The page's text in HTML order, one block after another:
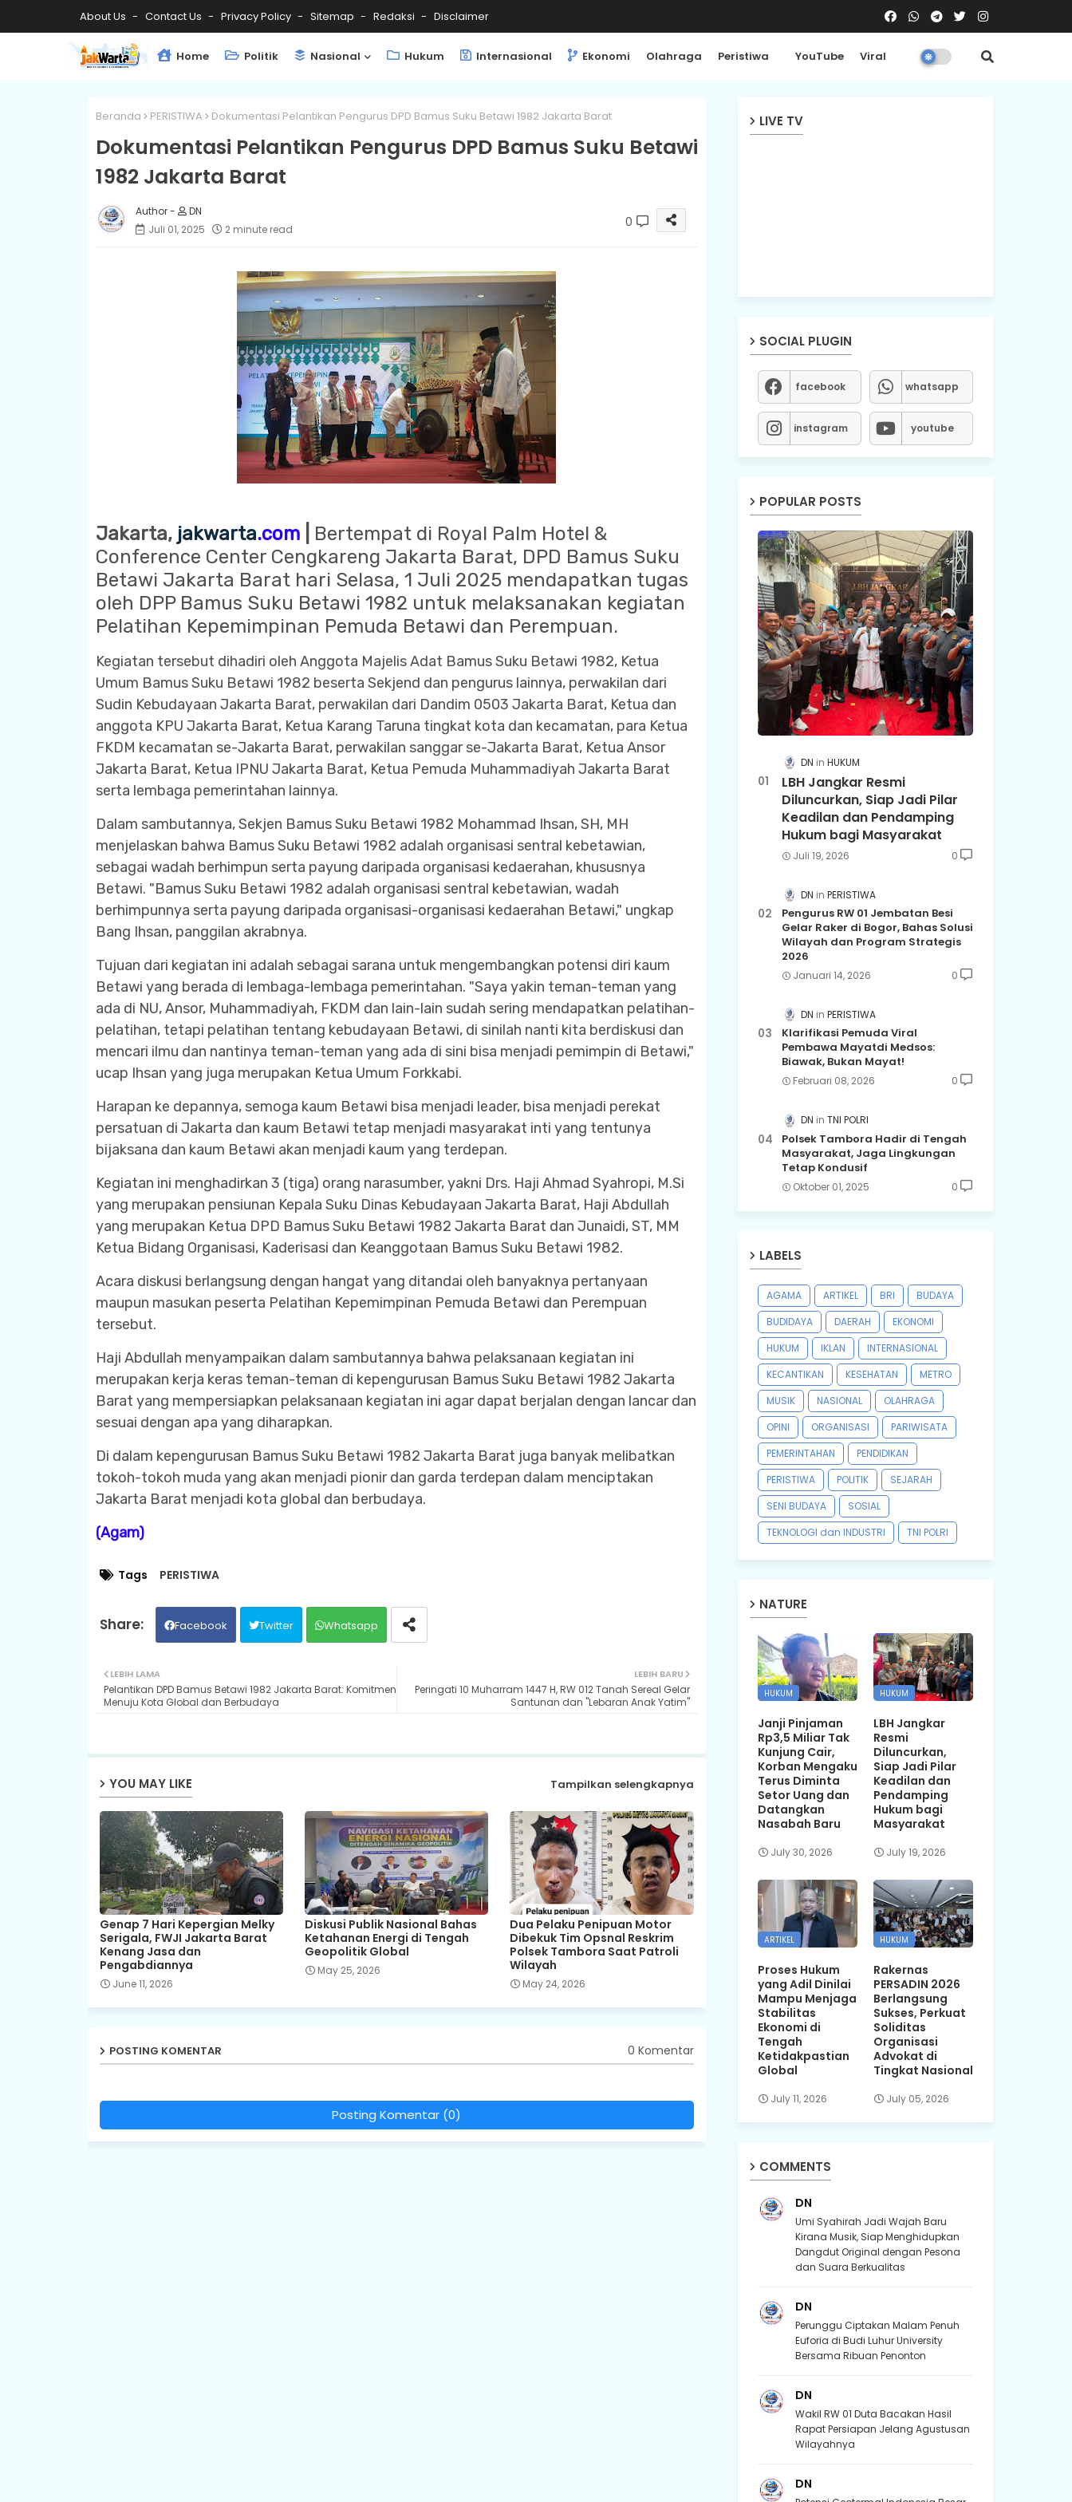
About Us Contact Us Privacy Policy Sitemap Redaksi Disclaimer
Home Politik Nasional Hukum Internasional Ekonomi Olahraga Peristiwa YouTube Viral
Beranda PERISTIWA Dokumentasi Pelantikan Pengurus DPD Bamus Suku Betawi 1982 Jakarta Barat
Dokumentasi Pelantikan Pengurus DPD Bamus Suku Betawi
1982 Jakarta Barat
DN
Juli 01, 2025
2 minute read 0
Jakarta, jakwarta.com| Bertempat di Royal Palm Hotel &
Conference Center Cengkareng Jakarta Barat, DPD Bamus Suku
Betawi Jakarta Barat hari Selasa, 1 Juli 2025 mendapatkan tugas
oleh DPP Bamus Suku Betawi 1982 untuk melaksanakan kegiatan
Pelatihan Kepemimpinan Pemuda Betawi dan Perempuan.
Kegiatan tersebut dihadiri oleh Anggota Majelis Adat Bamus Suku Betawi 1982, Ketua
Umum Bamus Suku Betawi 1982 beserta Sekjend dan pengurus lainnya, perwakilan dari
Sudin Kebudayaan Jakarta Barat, perwakilan dari Dandim 0503 Jakarta Barat, Ketua dan
anggota KPU Jakarta Barat, Ketua Karang Taruna tingkat kota dan kecamatan, para Ketua
FKDM kecamatan se-Jakarta Barat, perwakilan sanggar se-Jakarta Barat, Ketua Ansor
Jakarta Barat, Ketua IPNU Jakarta Barat, Ketua Pemuda Muhammadiyah Jakarta Barat
serta lembaga pemerintahan lainnya.
Dalam sambutannya, Sekjen Bamus Suku Betawi 1982 Mohammad Ihsan, SH, MH
menjelaskan bahwa Bamus Suku Betawi 1982 adalah organisasi sentral kebetawian,
sebagai wadah berhimpun serta payung daripada organisasi kedaerahan, khususnya
Betawi. "Bamus Suku Betawi 1982 adalah organisasi sentral kebetawian, wadah
berhimpunnya serta payung daripada organisasi-organisasi kedaerahan Betawi," ungkap
Bang Ihsan, panggilan akrabnya.
Tujuan dari kegiatan ini adalah sebagai sarana untuk mengembangkan potensi diri kaum
Betawi yang berada di lembaga-lembaga pemerintahan. "Saya yakin teman-teman yang
ada di NU, Ansor, Muhammadiyah, FKDM dan lain-lain sudah sering mendapatkan pelatihan-
pelatihan, tetapi pelatihan tentang kebudayaan Betawi, di sinilah nanti kita berdiskusi dan
mencari ilmu dan nantinya teman-teman yang ada di sini bisa menjadi pemimpin di Betawi,"
ucap Ihsan yang juga merupakan Ketua Umum Forkkabi.
Harapan ke depannya, semoga kaum Betawi bisa menjadi leader, bisa menjadi perekat
persatuan di Jakarta dan kaum Betawi tetap menjadi masyarakat inti yang tentunya
bijaksana dan kaum Betawi akan menjadi kaum yang terdepan.
Kegiatan ini menghadirkan 3 (tiga) orang narasumber, yakni Drs. Haji Ahmad Syahropi, M.Si
yang merupakan pensiunan Kepala Suku Dinas Kebudayaan Jakarta Barat, Haji Abdullah
yang merupakan Ketua DPD Bamus Suku Betawi 1982 Jakarta Barat dan Junaidi, ST, MM
Ketua Bidang Organisasi, Kaderisasi dan Keanggotaan Bamus Suku Betawi 1982.
Acara diskusi berlangsung dengan hangat yang ditandai oleh banyaknya pertanyaan
maupun masukan peserta Pelatihan Kepemimpinan Pemuda Betawi dan Perempuan
tersebut.
Haji Abdullah menyampaikan dalam sambutannya bahwa pelaksanaan kegiatan ini
merupakan kerja keras teman-teman di kepengurusan Bamus Suku Betawi 1982 Jakarta
Barat yang mempersiapkan pelaksanaan kegiatan ini agar dapat berjalan dengan lancar dan
sesuai dengan apa yang diharapkan.
Di dalam kepengurusan Bamus Suku Betawi 1982 Jakarta Barat juga banyak melibatkan
tokoh-tokoh muda yang akan menjadi pionir dan garda terdepan dalam menciptakan
Jakarta Barat menjadi kota global dan berbudaya.
(Agam)
Tags PERISTIWA
Facebook Twitter Whatsapp
LEBIH BARU
Peringati 10 Muharram 1447 H, RW 012 Tanah Sereal Gelar
Santunan dan "Lebaran Anak Yatim"
LEBIH LAMA
Pelantikan DPD Bamus Betawi 1982 Jakarta Barat: Komitmen
Menuju Kota Global dan Berbudaya
YOU MAY LIKE Tampilkan selengkapnya
Genap 7 Hari Kepergian Melky
Serigala, FWJI Jakarta Barat
Kenang Jasa dan
Pengabdiannya
June 11, 2026
Diskusi Publik Nasional Bahas
Ketahanan Energi di Tengah
Geopolitik Global
May 25, 2026
Dua Pelaku Penipuan Motor
Dibekuk Tim Opsnal Reskrim
Polsek Tambora Saat Patroli
Wilayah
May 24, 2026
POSTING KOMENTAR 0 Komentar
Posting Komentar (0)
LIVE TV
SOCIAL PLUGIN
facebook whatsapp
instagram youtube
POPULAR POSTS
DN HUKUM
LBH Jangkar Resmi
Diluncurkan, Siap Jadi Pilar
Keadilan dan Pendamping
Hukum bagi Masyarakat
Juli 19, 2026 0
DN PERISTIWA
Pengurus RW 01 Jembatan Besi
Gelar Raker di Bogor, Bahas Solusi
Wilayah dan Program Strategis
2026
Januari 14, 2026 0
DN PERISTIWA
Klarifikasi Pemuda Viral
Pembawa Mayatdi Medsos:
Biawak, Bukan Mayat!
Februari 08, 2026 0
DN TNI POLRI
Polsek Tambora Hadir di Tengah
Masyarakat, Jaga Lingkungan
Tetap Kondusif
Oktober 01, 2025 0
LABELS
AGAMA ARTIKEL BRI
BUDAYA
BUDIDAYA
DAERAH
EKONOMI
HUKUM
IKLAN
INTERNASIONAL
KECANTIKAN
KESEHATAN
METRO
MUSIK
NASIONAL
OLAHRAGA
OPINI
ORGANISASI
PARIWISATA
PEMERINTAHAN
PENDIDIKAN
PERISTIWA
POLITIK
SEJARAH
SENI BUDAYA
SOSIAL
TEKNOLOGI dan INDUSTRI
TNI POLRI
NATURE
HUKUM
Janji Pinjaman
Rp3,5 Miliar Tak
Kunjung Cair,
Korban Mengaku
Terus Diminta
Setor Uang dan
Datangkan
Nasabah Baru
July 30, 2026
HUKUM
LBH Jangkar
Resmi
Diluncurkan,
Siap Jadi Pilar
Keadilan dan
Pendamping
Hukum bagi
Masyarakat
July 19, 2026
ARTIKEL
Proses Hukum
yang Adil Dinilai
Mampu Menjaga
Stabilitas
Ekonomi di
Tengah
Ketidakpastian
Global
July 11, 2026
HUKUM
Rakernas
PERSADIN 2026
Berlangsung
Sukses, Perkuat
Soliditas
Organisasi
Advokat di
Tingkat Nasional
July 05, 2026
COMMENTS
DN
Umi Syahirah Jadi Wajah Baru
Kirana Musik, Siap Menghidupkan
Dangdut Original dengan Pesona
dan Suara Berkualitas
DN
Perunggu Ciptakan Malam Penuh
Euforia di Budi Luhur University
Bersama Ribuan Penonton
DN
Wakil RW 01 Duta Bacakan Hasil
Rapat Persiapan Jelang Agustusan
Wilayahnya
DN